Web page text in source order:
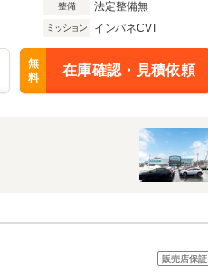
整備 法定整備無
ミッション インパネCVT
無
料
在庫確認・見積依頼
販売店保証